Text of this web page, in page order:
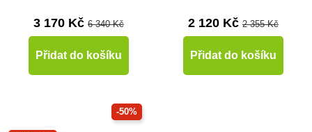
3 170 Kč 6 340 Kč
Přidat do košíku
2 120 Kč 2 355 Kč
Přidat do košíku
-50%